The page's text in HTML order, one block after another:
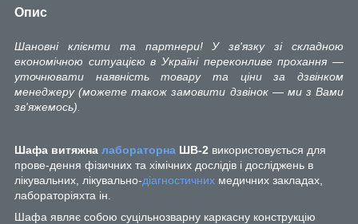
Опис
Шановні клієнти та партнери! У зв'язку зі складною
економічною ситуацією в Україні переконливе прохання —
уточнювати наявність товару та ціни за дзвінком
менеджеру (можете також замовити дзвінок — ми з Вами
зв'яжемось).
Шафа витяжна лабораторна ШВ-2 використовується для
прове-дення фізичних та хімічних дослідів і досліджень в
лікувальних, лікувально-діагностичних медичних закладах,
лабораторіяхта ін.
Шафа являє собою суцільнозварну каркасну конструкцію